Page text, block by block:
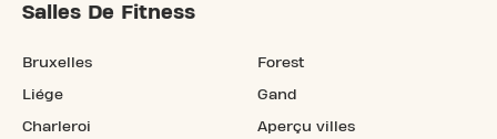
Salles De Fitness
Bruxelles
Liége
Charleroi
Forest
Gand
Aperçu villes